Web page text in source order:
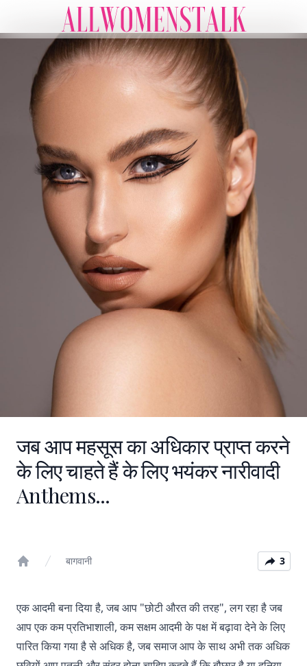
जब आप महसूस का अधिकार प्राप्त करने
के लिए चाहते हैं के लिए भयंकर नारीवादी
Anthems...
बागवानी 3
एक आदमी बना दिया है, जब आप "छोटी औरत की तरह", लग रहा है जब
आप एक कम प्रतिभाशाली, कम सक्षम आदमी के पक्ष में बढ़ावा देने के लिए
पारित किया गया है से अधिक है, जब समाज आप के साथ अभी तक अधिक